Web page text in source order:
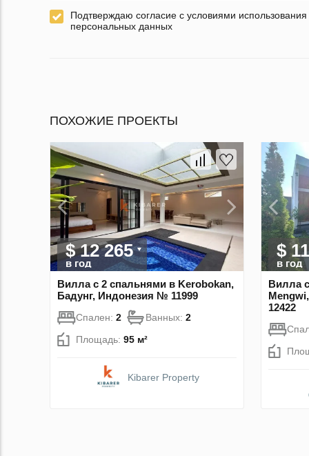
Подтверждаю согласие с условиями использования
персональных данных
ПОХОЖИЕ ПРОЕКТЫ
$ 12 265
в год
Вилла с 2 спальнями в Kerobokan,
Бадунг, Индонезия № 11999
Спален: 2 Ванных: 2
Площадь: 95 м²
Kibarer Property
$
в год
Вилла
12422